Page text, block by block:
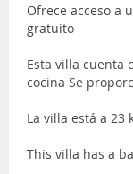
Ofrece acceso a
gratuito
Esta villa cuenta
cocina Se
La villa está a 23
This villa has a